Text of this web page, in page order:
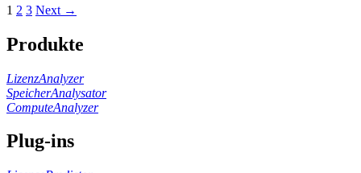
1 2 3 Next →
Produkte
LizenzAnalyzer
SpeicherAnalysator
ComputeAnalyzer
Plug-ins